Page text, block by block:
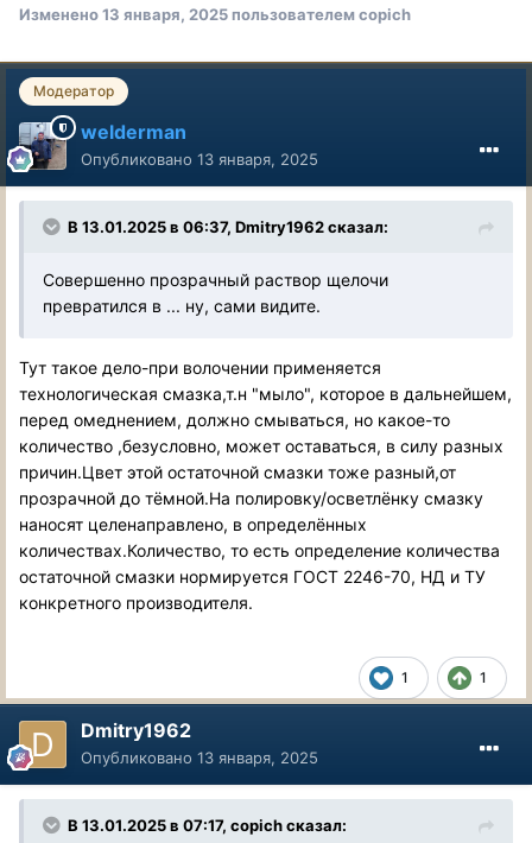
Изменено13 января, 2025пользователем copich
Модератор
welderman
Опубликовано 13 января, 2025
В 13.01.2025 в 06:37, Dmitry1962сказал:
Совершенно прозрачный раствор щелочи
превратился в ... ну, сами видите.
Тут такое дело-при волочении применяется
технологическая смазка,т.н "мыло", которое в дальнейшем,
перед омеднением, должно смываться, но какое-то
количество ,безусловно, может оставаться, в силу разных
причин.Цвет этой остаточной смазки тоже разный,от
прозрачной до тёмной.На полировку/осветлёнку смазку
наносят целенаправлено, в определённых
количествах.Количество, то есть определение количества
остаточной смазки нормируется ГОСТ 2246-70, НД и ТУ
конкретного производителя.
1 1
Dmitry1962
Опубликовано 13 января, 2025
В 13.01.2025 в 07:17, copichсказал: